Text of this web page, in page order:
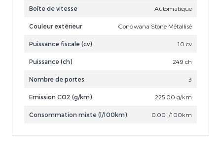
Boîte de vitesse Automatique
Couleur extérieur Gondwana Stone Métallisé
Puissance fiscale (cv) 10 cv
Puissance (ch) 249 ch
Nombre de portes 3
Emission CO2 (g/km) 225.00 g/km
Consommation mixte (l/100km) 0.00 l/100km